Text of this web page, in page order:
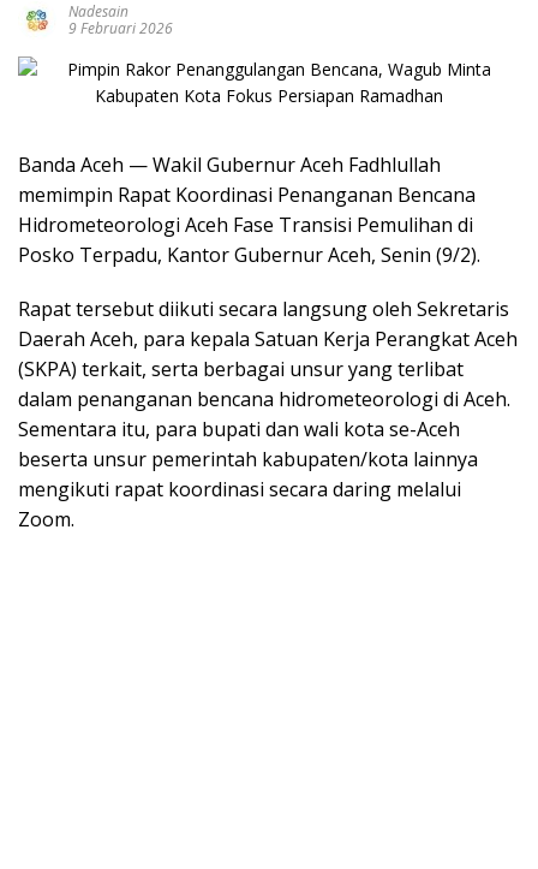
Nadesain
9 Februari 2026
Banda Aceh — Wakil Gubernur Aceh Fadhlullah
memimpin Rapat Koordinasi Penanganan Bencana
Hidrometeorologi Aceh Fase Transisi Pemulihan di
Posko Terpadu, Kantor Gubernur Aceh, Senin (9/2).
Rapat tersebut diikuti secara langsung oleh Sekretaris
Daerah Aceh, para kepala Satuan Kerja Perangkat Aceh
(SKPA) terkait, serta berbagai unsur yang terlibat
dalam penanganan bencana hidrometeorologi di Aceh.
Sementara itu, para bupati dan wali kota se-Aceh
beserta unsur pemerintah kabupaten/kota lainnya
mengikuti rapat koordinasi secara daring melalui
Zoom.